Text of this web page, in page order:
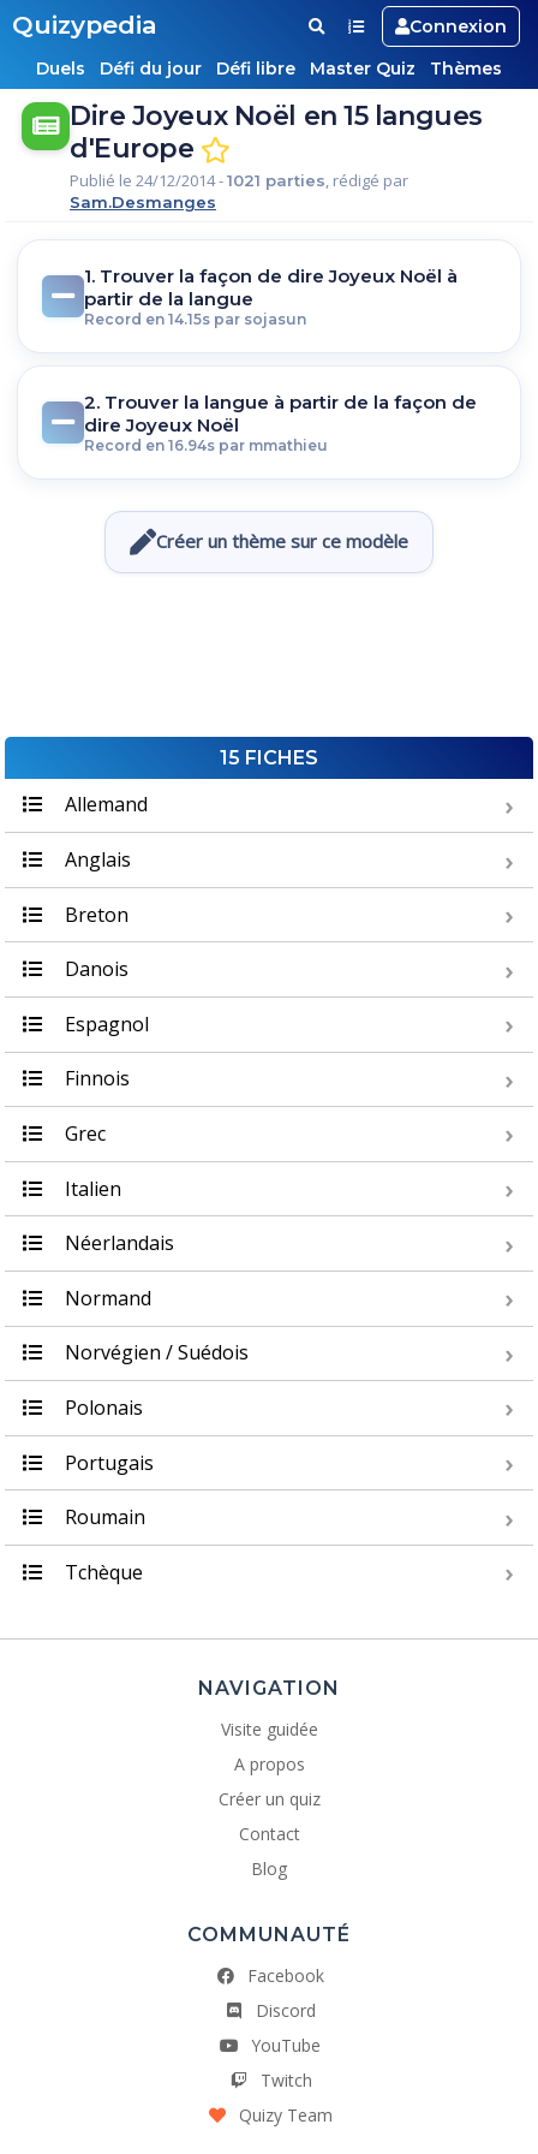
Quizypedia
Connexion
Duels
Défi du jour Défi libre Master Quiz Thèmes
Dire Joyeux Noël en 15 langues
d'Europe
Publié le 24/12/2014 -1021 parties, rédigé par
Sam.Desmanges
1. Trouver la façon de dire Joyeux Noël à
partir de la langue
Record en 14.15s par sojasun
2. Trouver la langue à partir de la façon de
dire Joyeux Noël
Record en 16.94s par mmathieu
Créer un thème sur ce modèle
15 FICHES
Allemand
Anglais
Breton
Danois
Espagnol
Finnois
Grec
Italien
Néerlandais
Normand
Norvégien / Suédois
Polonais
Portugais
Roumain
Tchèque
NAVIGATION
Visite guidée
A propos
Créer un quiz
Contact
Blog
COMMUNAUTÉ
Facebook
Discord
YouTube
Twitch
Quizy Team